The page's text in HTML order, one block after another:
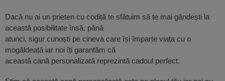
Dacă nu ai un prieten cu codiță te sfătuim să te mai gândești la
această posibilitate însă, până
atunci, sigur cunoști pe cineva care își împarte viața cu o
mogâldeață iar noi îți garantăm că
această cană personalizată reprezintă cadoul perfect.